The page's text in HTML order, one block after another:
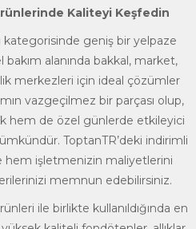
Kaliteyi Keşfedin
kategorisinde geniş bir yelpaze
bakım alanında bakkal, market,
merkezleri için ideal çözümler
vazgeçilmez bir parçası olup,
hem de özel günlerde etkileyici
ToptanTR’deki indirimli
hem işletmenizin maliyetlerini
memnun edebilirsiniz.
ile birlikte kullanıldığında en